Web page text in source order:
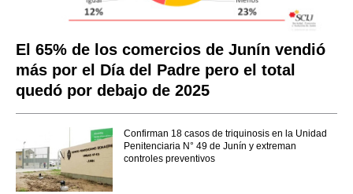
El 65% de los comercios de Junín vendió
más por el Día del Padre pero el total
quedó por debajo de 2025
Confirman 18 casos de triquinosis en la Unidad
Penitenciaria N° 49 de Junín y extreman
controles preventivos